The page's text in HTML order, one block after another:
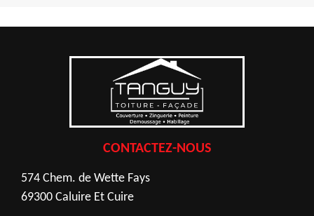
CONTACTEZ-NOUS
574 Chem. de Wette Fays
69300 Caluire Et Cuire